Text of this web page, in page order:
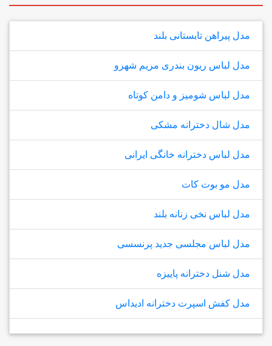
مدل پیراهن تابستانی بلند
مدل لباس ریون بندری مریم شهرو
مدل لباس شومیز و دامن کوتاه
مدل شال دخترانه مشکی
مدل لباس دخترانه خانگی ایرانی
مدل مو بوت کات
مدل لباس نخی زنانه بلند
مدل لباس مجلسی جدید پرنسسی
مدل شنل دخترانه پاییزه
مدل کفش اسپرت دخترانه ادیداس